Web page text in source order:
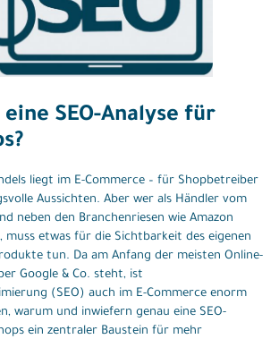
SEO-Analyse für
liegt im E-Commerce – für Shopbetreiber
Aussichten. Aber wer als Händler vom
neben den Branchenriesen wie Amazon
muss etwas für die Sichtbarkeit des eigenen
tun. Da am Anfang der meisten Online-
Google & Co. steht, ist
(SEO) auch im E-Commerce enorm
warum und inwiefern genau eine SEO-
ein zentraler Baustein für mehr